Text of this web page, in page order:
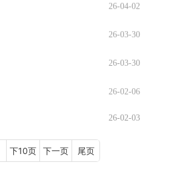
26-04-02
26-03-30
26-03-30
26-02-06
26-02-03
下10页 下一页 尾页